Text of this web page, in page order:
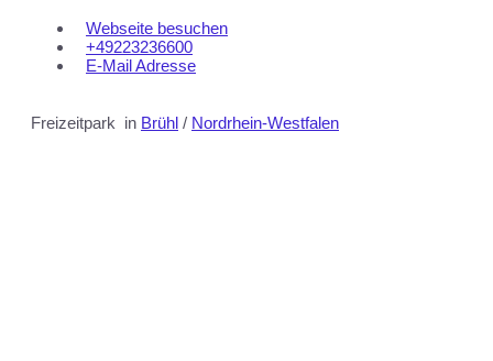
Webseite besuchen
+49223236600
E-Mail Adresse
Freizeitpark in Brühl / Nordrhein-Westfalen